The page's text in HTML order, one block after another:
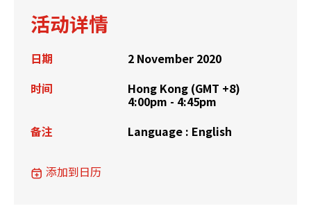
活动详情
日期
2 November 2020
时间
Hong Kong (GMT +8)
4:00pm - 4:45pm
备注
Language : English
添加到日历